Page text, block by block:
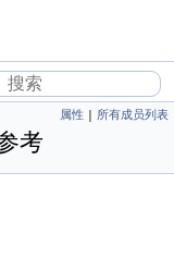
属性 | 所有成员列表
考